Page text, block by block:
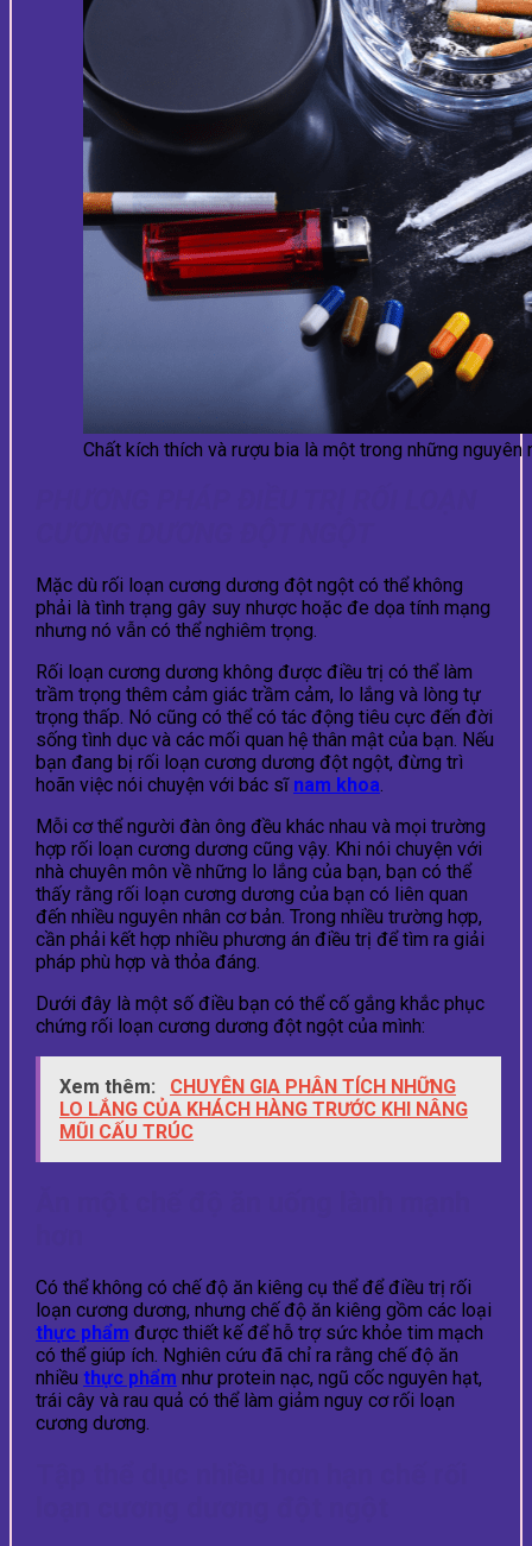
Chất kích thích và rượu bia là một trong những
Mặc dù rối loạn cương dương đột ngột có thể không
phải là tình trạng gây suy nhược hoặc đe dọa tính mạng
nhưng nó vẫn có thể nghiêm trọng.
Rối loạn cương dương không được điều trị có thể làm
trầm trọng thêm cảm giác trầm cảm, lo lắng và lòng tự
trọng thấp. Nó cũng có thể có tác động tiêu cực đến đời
sống tình dục và các mối quan hệ thân mật của bạn. Nếu
bạn đang bị rối loạn cương dương đột ngột, đừng trì
hoãn việc nói chuyện với bác sĩ nam khoa.
Mỗi cơ thể người đàn ông đều khác nhau và mọi trường
hợp rối loạn cương dương cũng vậy. Khi nói chuyện với
nhà chuyên môn về những lo lắng của bạn, bạn có thể
thấy rằng rối loạn cương dương của bạn có liên quan
đến nhiều nguyên nhân cơ bản. Trong nhiều trường hợp,
cần phải kết hợp nhiều phương án điều trị để tìm ra giải
pháp phù hợp và thỏa đáng.
Dưới đây là một số điều bạn có thể cố gắng khắc phục
chứng rối loạn cương dương đột ngột của mình:
Xem thêm:
CHUYÊN GIA PHÂN TÍCH NHỮNG
LO LẮNG CỦA KHÁCH HÀNG TRƯỚC KHI NÂNG
MŨI CẤU TRÚC
Có thể không có chế độ ăn kiêng cụ thể để điều trị rối
loạn cương dương, nhưng chế độ ăn kiêng gồm các loại
thực phẩm được thiết kế để hỗ trợ sức khỏe tim mạch
có thể giúp ích. Nghiên cứu đã chỉ ra rằng chế độ ăn
nhiều thực phẩm như protein nạc, ngũ cốc nguyên hạt,
trái cây và rau quả có thể làm giảm nguy cơ rối loạn
cương dương.